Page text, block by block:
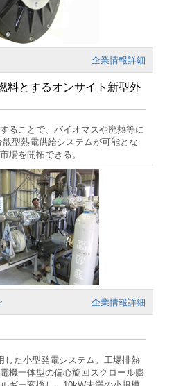
企業情報詳細
料とするオンサイト新型外
ることで、バイオマスや廃熱等に
型熱電供給システムが可能とな
場を開拓できる。
企業情報詳細
た小型発電システム。工場排熱
機一体型の偏心旋回スクロール膨